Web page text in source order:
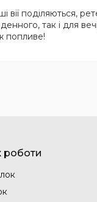
вії поділяються,
так і для
попливе!
роботи